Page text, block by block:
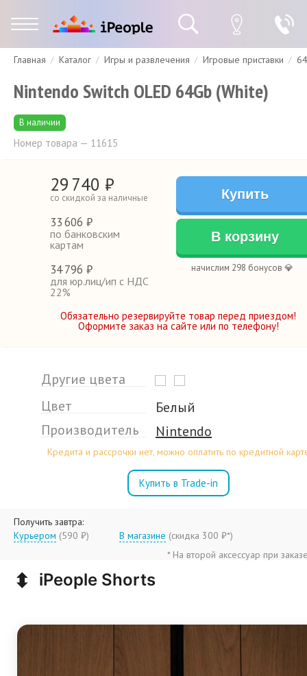
Гарантия Доставка и оплата Спецпредложения Скидки
Главная Каталог Игры и развлечения Игровые приставки
Nintendo Switch OLED 64Gb (White)
В наличии
Номер товара — 11615
29 740 ₽
со скидкой за наличные
33606 ₽
по банковским
картам
34796 ₽
для юр.лиц/ип с НДС
22%
Купить
В корзину
начислим 298 бонусов 💎
Обязательно резервируйте товар перед приездом!
Оформите заказ на сайте или по телефону!
Другие цвета
Цвет
Белый
Производитель
Nintendo
Кредита и рассрочки нет, можно оплатить по кредитной
Купить в Trade-in
Получить завтра:
Курьером (590 ₽) В магазине (скидка 300 ₽*)
* На второй аксессуар при
⬍ iPeople Shorts